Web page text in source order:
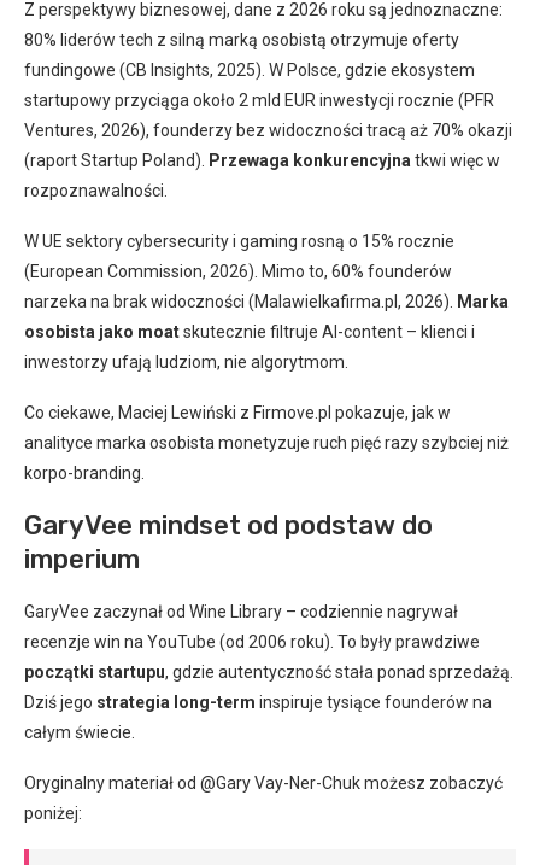
Z perspektywy biznesowej, dane z 2026 roku są jednoznaczne:
80% liderów tech z silną marką osobistą otrzymuje oferty
fundingowe (CB Insights, 2025). W Polsce, gdzie ekosystem
startupowy przyciąga około 2 mld EUR inwestycji rocznie (PFR
Ventures, 2026), founderzy bez widoczności tracą aż 70% okazji
(raport Startup Poland).
Przewaga konkurencyjna tkwi więc w
rozpoznawalności.
W UE sektory cybersecurity i gaming rosną o 15% rocznie
(European Commission, 2026). Mimo to, 60% founderów
narzeka na brak widoczności (Malawielkafirma.pl, 2026).
Marka
osobista jako moatskutecznie filtruje AI-content – klienci i
inwestorzy ufają ludziom, nie algorytmom.
Co ciekawe, Maciej Lewiński z Firmove.pl pokazuje, jak w
analityce marka osobista monetyzuje ruch pięć razy szybciej niż
korpo-branding.
GaryVee mindset od podstaw do
imperium
GaryVee zaczynał od Wine Library – codziennie nagrywał
recenzje win na YouTube (od 2006 roku). To były prawdziwe
początki startupu, gdzie autentyczność stała ponad sprzedażą.
Dziś jego strategia long-term inspiruje tysiące founderów na
całym świecie.
Oryginalny materiał od @Gary Vay-Ner-Chuk możesz zobaczyć
poniżej: